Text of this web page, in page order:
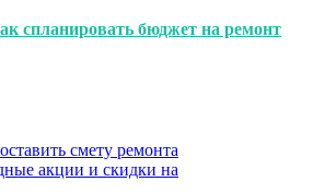
спланировать бюджет на ремонт
смету ремонта
акции и скидки на